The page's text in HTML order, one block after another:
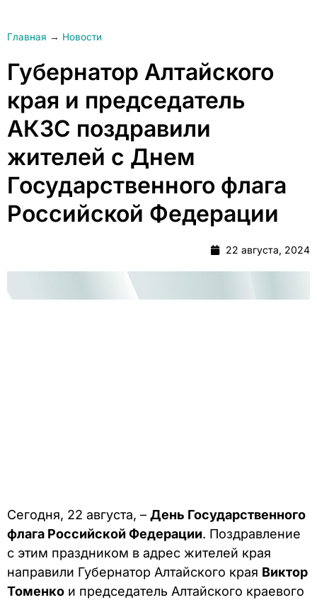
Главная → Новости
Губернатор Алтайского
края и председатель
АКЗС поздравили
жителей с Днем
Государственного флага
Российской Федерации
22 августа, 2024
Сегодня, 22 августа, – День Государственного
флага Российской Федерации. Поздравление
с этим праздником в адрес жителей края
направили Губернатор Алтайского края Виктор
Томенко и председатель Алтайского краевого